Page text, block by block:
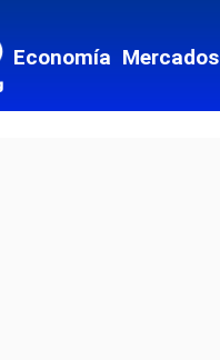
Economía Mercados